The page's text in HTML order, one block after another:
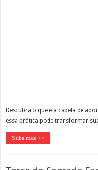
Descubra o que é a capela de
essa prática pode transformar
Saiba mais >>